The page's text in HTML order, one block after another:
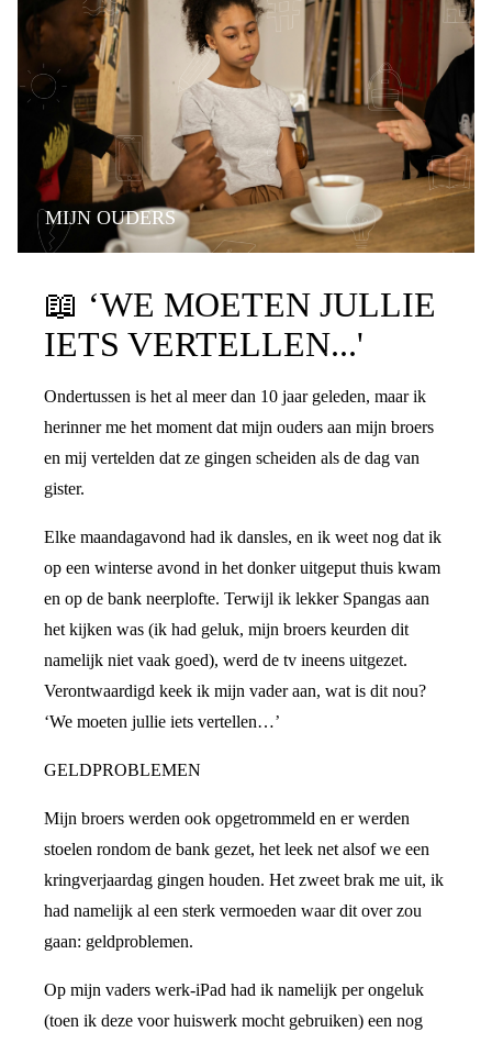
MIJN OUDERS
📖 ‘WE MOETEN JULLIE
IETS VERTELLEN...'
Ondertussen is het al meer dan 10 jaar geleden, maar ik
herinner me het moment dat mijn ouders aan mijn broers
en mij vertelden dat ze gingen scheiden als de dag van
gister.
Elke maandagavond had ik dansles, en ik weet nog dat ik
op een winterse avond in het donker uitgeput thuis kwam
en op de bank neerplofte. Terwijl ik lekker Spangas aan
het kijken was (ik had geluk, mijn broers keurden dit
namelijk niet vaak goed), werd de tv ineens uitgezet.
Verontwaardigd keek ik mijn vader aan, wat is dit nou?
‘We moeten jullie iets vertellen…’
GELDPROBLEMEN
Mijn broers werden ook opgetrommeld en er werden
stoelen rondom de bank gezet, het leek net alsof we een
kringverjaardag gingen houden. Het zweet brak me uit, ik
had namelijk al een sterk vermoeden waar dit over zou
gaan: geldproblemen.
Op mijn vaders werk-iPad had ik namelijk per ongeluk
(toen ik deze voor huiswerk mocht gebruiken) een nog